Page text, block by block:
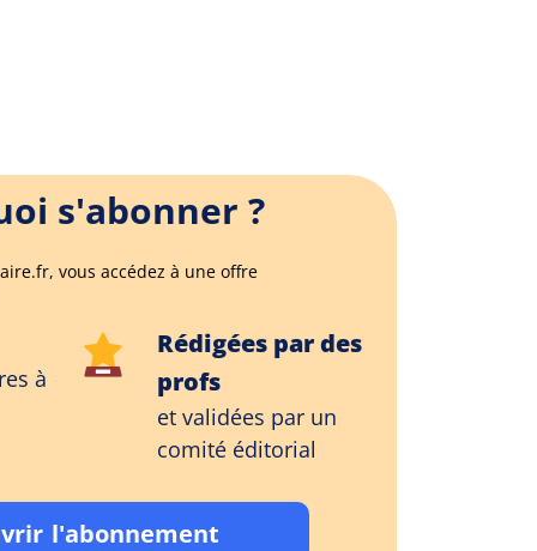
s'abonner ?
vous accédez à une offre
à
Rédigées par des
profs
et validées par un
comité éditorial
l'abonnement